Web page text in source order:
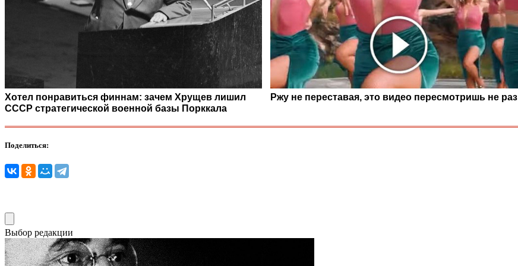
Хотел понравиться финнам: зачем Хрущев лишил
СССР стратегической военной базы Порккала
Ржу не переставая, это видео пересмотришь не раз
Поделиться:
Выбор редакции